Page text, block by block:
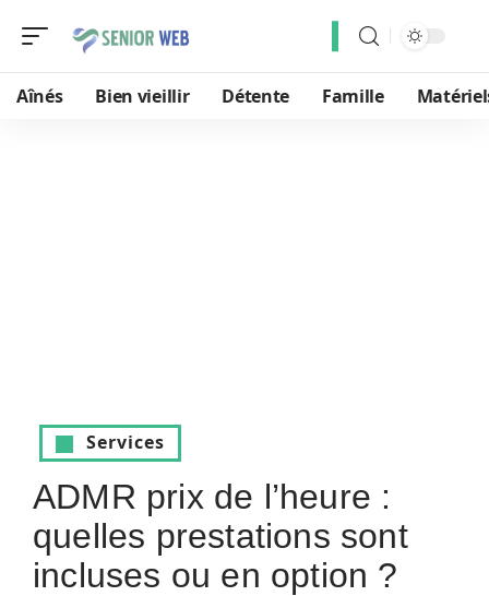
Aînés Bien vieillir Détente Famille
Services
ADMR prix de l’heure :
quelles prestations sont
incluses ou en option ?